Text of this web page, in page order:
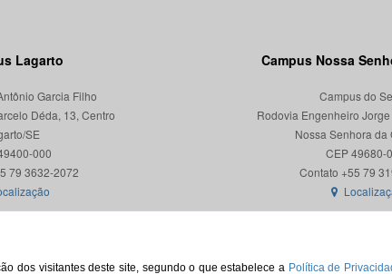
dos visitantes deste site, segundo o que estabelece a Política de
Lagarto
Garcia Filho
Déda, 13, Centro
SE
000
Campus Nossa
Campus do
Rodovia Engenheiro
Nossa Senhora da
CEP 49680-